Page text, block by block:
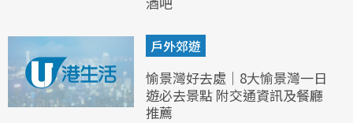
戶外郊遊
愉景灣好去處｜8大愉景灣一日
遊必去景點 附交通資訊及餐廳
推薦